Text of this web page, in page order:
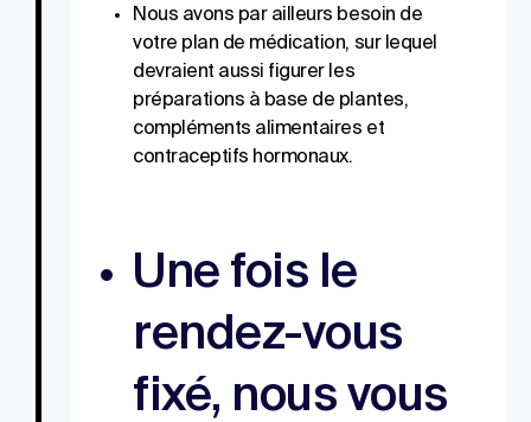
Nous avons par ailleurs besoin de
votre plan de médication, sur lequel
devraient aussi figurer les
préparations à base de plantes,
compléments alimentaires et
contraceptifs hormonaux.
Une fois le
rendez-vous
fixé, nous vous